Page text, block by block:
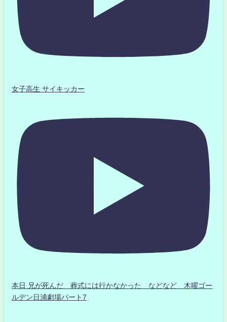
女子高生 サイキッカー
本日 兄が死んだ 葬式には行かなかった などなど 木曜ゴー
ルデン日浦劇場パート7